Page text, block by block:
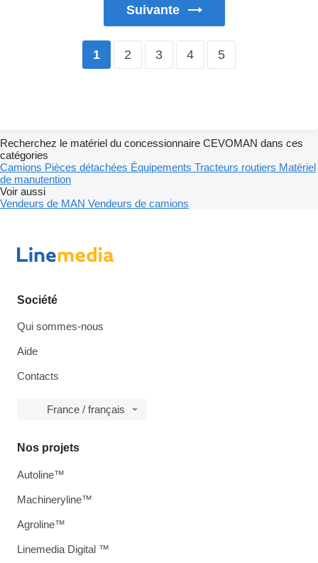
Suivante
1 2 3 4 5
Recherchez le matériel du concessionnaire CEVOMAN dans ces
catégories
Camions Pièces détachées Équipements Tracteurs routiers Matériel
de manutention
Voir aussi
Vendeurs de MAN Vendeurs de camions
Société
Qui sommes-nous
Aide
Contacts
France / français
Nos projets
Autoline™
Machineryline™
Agroline™
Linemedia Digital ™